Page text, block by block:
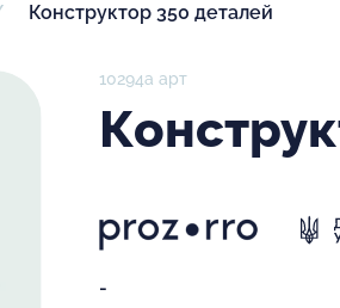
Конструктор 350 деталей
10294а арт
-